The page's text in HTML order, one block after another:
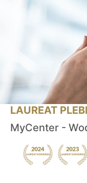
LAUREAT
MyCenter -